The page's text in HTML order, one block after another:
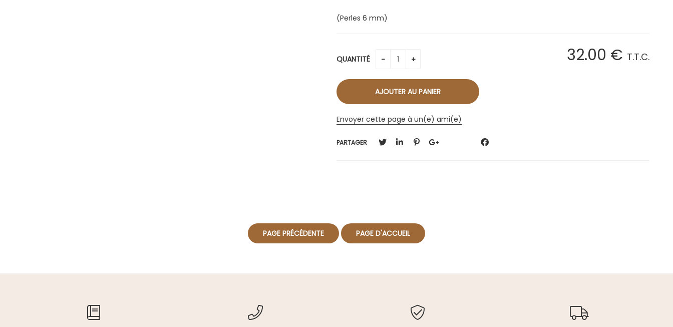
(Perles 6 mm)
32.00 € T.T.C.
QUANTITÉ
Envoyer cette page à un(e) ami(e)
PARTAGER